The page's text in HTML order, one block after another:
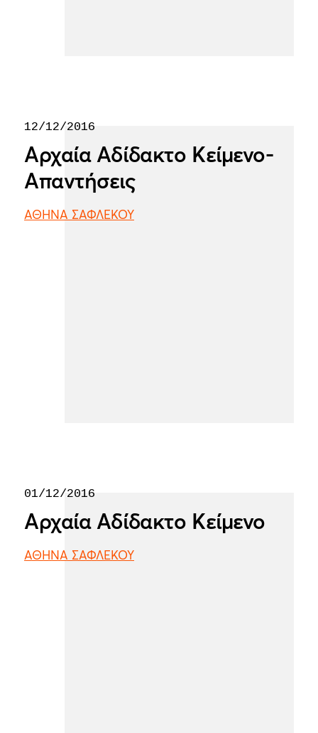
12/12/2016
Αρχαία Αδίδακτο Κείμενο-
Απαντήσεις
ΑΘΗΝΑ ΣΑΦΛΕΚΟΥ
01/12/2016
Αρχαία Αδίδακτο Κείμενο
ΑΘΗΝΑ ΣΑΦΛΕΚΟΥ